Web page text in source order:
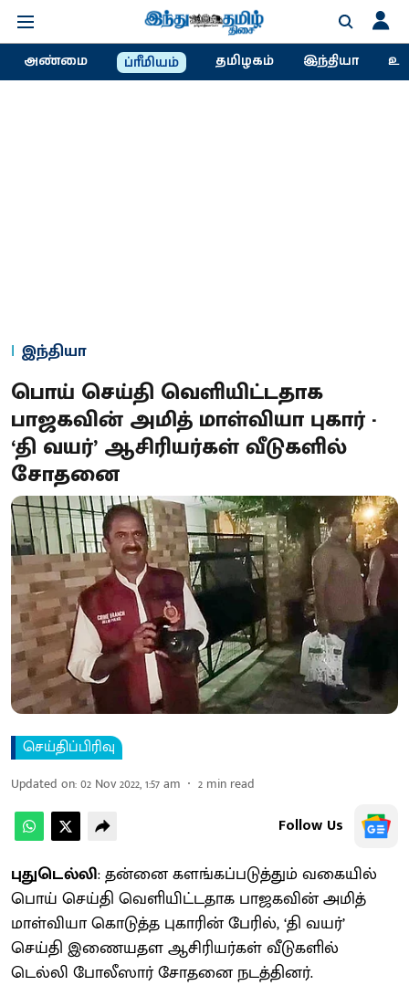
அண்மை ப்ரீமியம் தமிழகம் இந்தியா
இந்தியா
பொய் செய்தி வெளியிட்டதாக
பாஜகவின் அமித் மாள்வியா புகார் -
‘தி வயர்’ ஆசிரியர்கள் வீடுகளில்
சோதனை
செய்திப்பிரிவு
Updated on:02 Nov 2022, 1:57 am 2 min read
Follow Us
புதுடெல்லி: தன்னை களங்கப்படுத்தும் வகையில்
பொய் செய்தி வெளியிட்டதாக பாஜகவின் அமித்
மாள்வியா கொடுத்த புகாரின் பேரில், ‘தி வயர்’
செய்தி இணையதள ஆசிரியர்கள் வீடுகளில்
டெல்லி போலீஸார் சோதனை நடத்தினர்.